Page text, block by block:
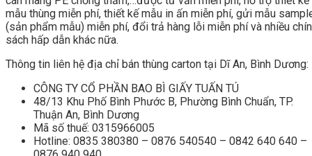
mẫu thùng miễn phí, thiết kế mẫu in ấn miễn phí, gửi mẫu
(sản phẩm mẫu) miễn phí, đổi trả hàng lỗi miễn phí và nhiều
sách hấp dẫn khác nữa.
Thông tin liên hệ địa chỉ bán thùng carton tại Dĩ An, Bình Dương:
CÔNG TY CỔ PHẦN BAO BÌ GIẤY TUẤN TÚ
48/13 Khu Phố Bình Phước B, Phường Bình Chuẩn, TP.
Thuận An, Bình Dương
Mã số thuế: 0315966005
Hotline: 0835 380380 – 0876 540540 – 0842 640 640 –